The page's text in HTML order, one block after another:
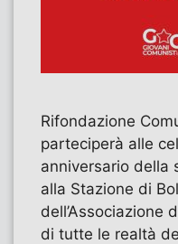
Rifondazione
parteciperà alle
anniversario della
alla Stazione di
dell’Associazione
di tutte le realtà